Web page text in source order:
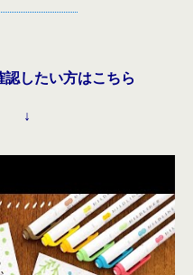
したい方はこちら
↓